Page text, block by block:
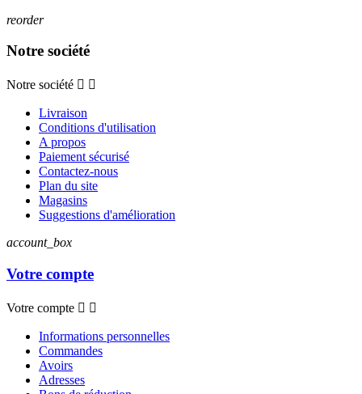
reorder
Notre société
Notre société  
Livraison
Conditions d'utilisation
A propos
Paiement sécurisé
Contactez-nous
Plan du site
Magasins
Suggestions d'amélioration
account_box
Votre compte
Votre compte  
Informations personnelles
Commandes
Avoirs
Adresses